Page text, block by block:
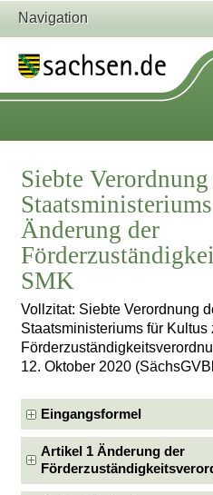
Navigation
Siebte
Änderung der
SMK
Vollzitat: Siebte Verordnung
Staatsministeriums für Kultus
12. Oktober 2020
Eingangsformel
Artikel 1 Änderung der